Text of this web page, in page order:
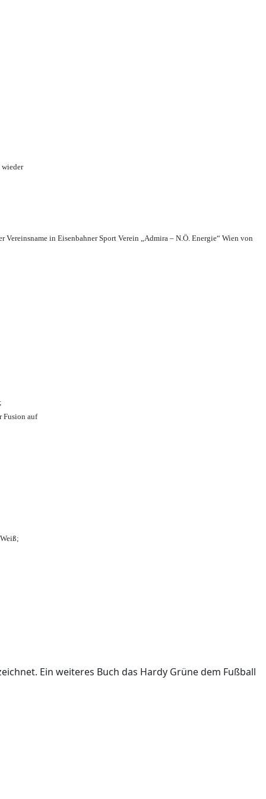
wieder
Vereinsname in Eisenbahner Sport Verein „Admira – N.Ö. Energie“ Wien von
Fusion auf
Ein weiteres Buch das Hardy Grüne dem Fußball